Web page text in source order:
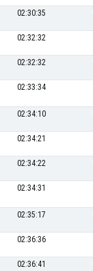
02:30:35
02:32:32
02:32:32
02:33:34
02:34:10
02:34:21
02:34:22
02:34:31
02:35:17
02:36:36
02:36:41